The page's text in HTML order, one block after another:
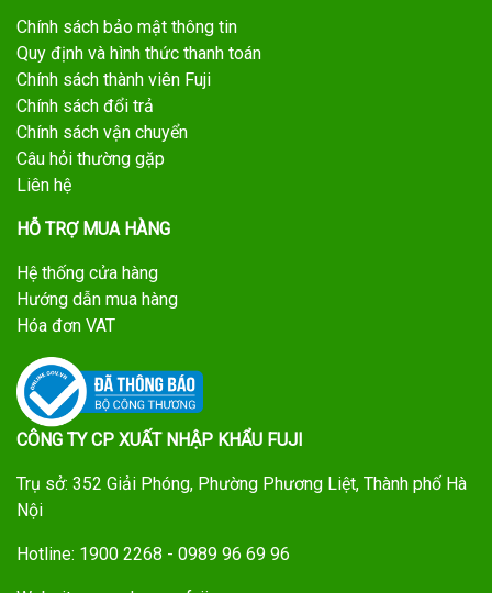
Chính sách bảo mật thông tin
Quy định và hình thức thanh toán
Chính sách thành viên Fuji
Chính sách đổi trả
Chính sách vận chuyển
Câu hỏi thường gặp
Liên hệ
HỖ TRỢ MUA HÀNG
Hệ thống cửa hàng
Hướng dẫn mua hàng
Hóa đơn VAT
CÔNG TY CP XUẤT NHẬP KHẨU FUJI
Trụ sở: 352 Giải Phóng, Phường Phương Liệt, Thành phố Hà
Nội
Hotline: 1900 2268 - 0989 96 69 96